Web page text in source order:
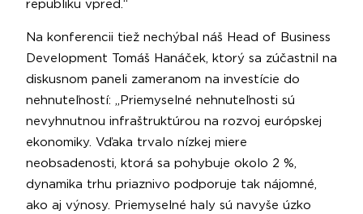
republiku vpred.“
Na konferencii tiež nechýbal náš Head of Business
Development Tomáš Hanáček, ktorý sa zúčastnil na
diskusnom paneli zameranom na investície do
nehnuteľností: „Priemyselné nehnuteľnosti sú
nevyhnutnou infraštruktúrou na rozvoj európskej
ekonomiky. Vďaka trvalo nízkej miere
neobsadenosti, ktorá sa pohybuje okolo 2 %,
dynamika trhu priaznivo podporuje tak nájomné,
ako aj výnosy. Priemyselné haly sú navyše úzko